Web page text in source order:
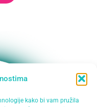
kako bi vam pružila